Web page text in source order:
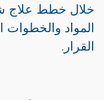
خلال خطط علاج
المواد والخطوات
القرار.